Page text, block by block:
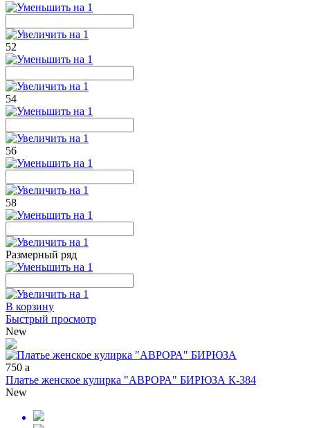
52
54
56
58
Размерный ряд
В корзину
Быстрый просмотр
New
750 a
Платье женское кулирка "АВРОРА" БИРЮЗА К-384
New